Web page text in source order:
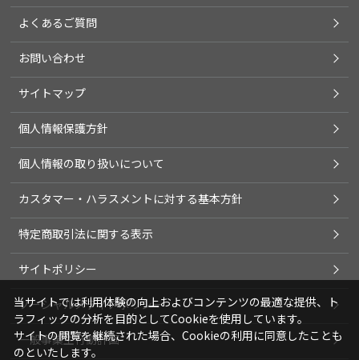
よくあるご質問
お問い合わせ
サイトマップ
個人情報保護方針
個人情報の取り扱いについて
カスタマー・ハラスメントに対する基本方針
特定商取引法に関する表示
サイトポリシー
ソーシャルメディアポリシー
一般事業主行動計画
当サイトでは利用体験の向上およびコンテンツの最適な提供、ト
ラフィックの分析を目的としてCookieを使用しています。
サイトの閲覧を継続された場合、Cookieの利用に同意したことも
のといたします。